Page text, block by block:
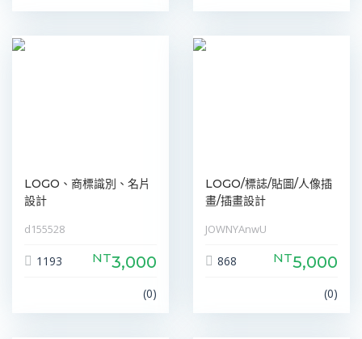
LOGO、商標識別、名片
設計
d155528
1193 NT3,000
(0)
LOGO/標誌/貼圖/人像插
畫/插畫設計
JOWNYAnwU
868 NT5,000
(0)